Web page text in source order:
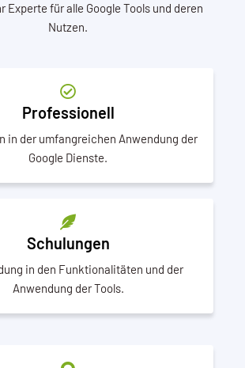
Experte für alle Google Tools und deren
Nutzen.
Professionell
in der umfangreichen Anwendung der
Google Dienste.
Schulungen
in den Funktionalitäten und der
Anwendung der Tools.